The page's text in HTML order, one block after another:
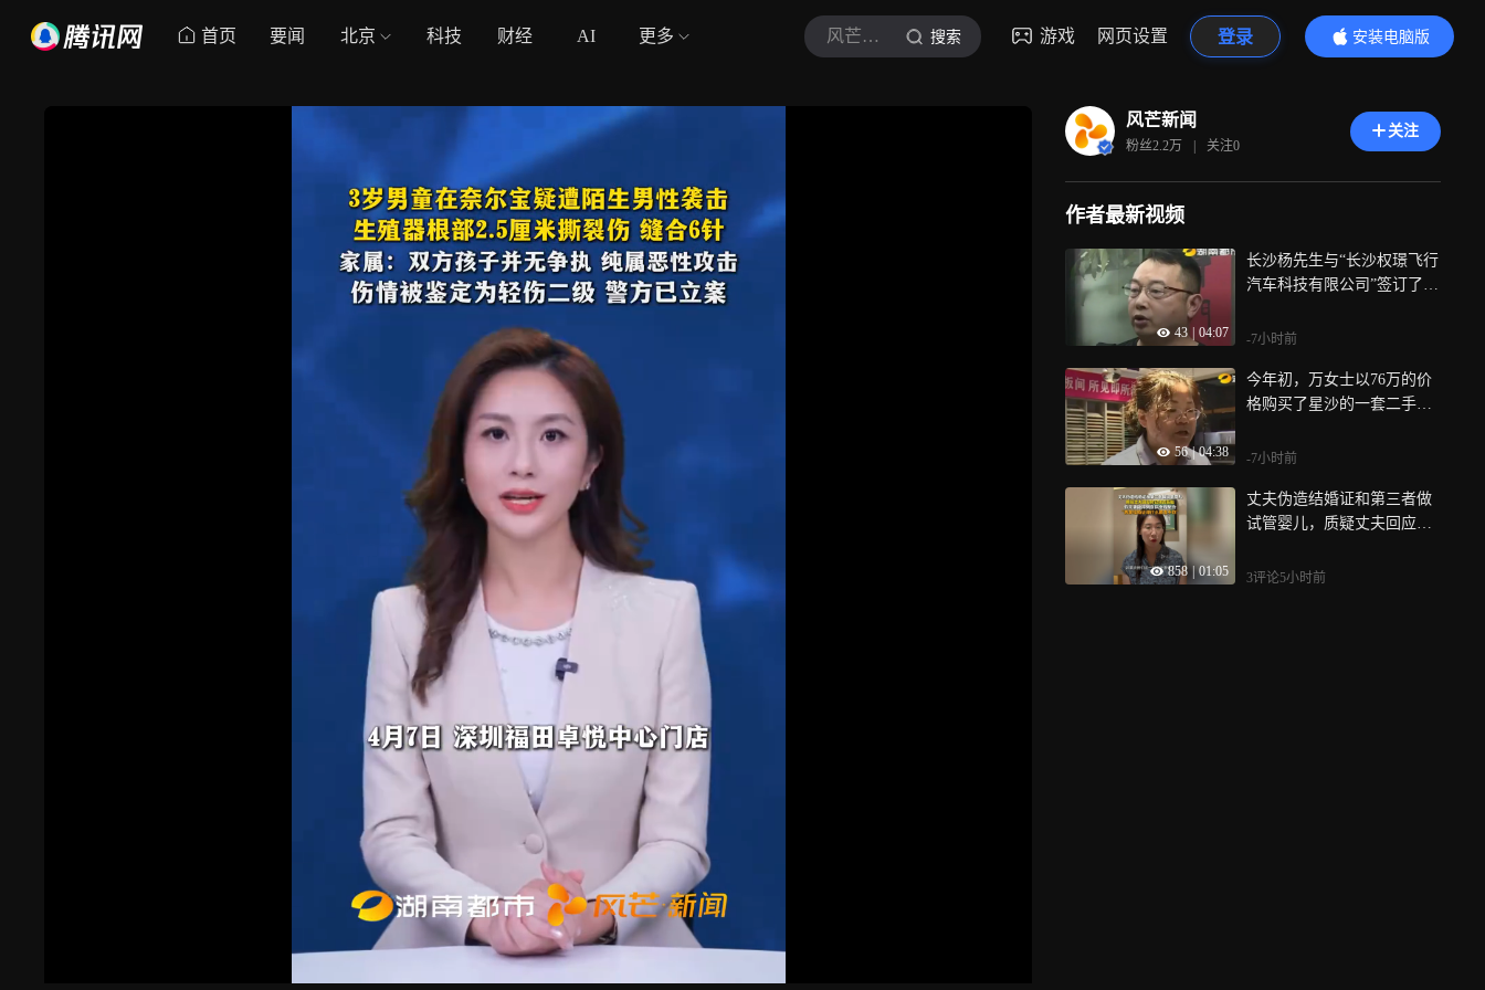
首页 要闻 北京 科技 财经 AI 更多 风芒新闻 搜索 游戏 网页设置 登录
安装电脑版
内容更精彩
风芒新闻
粉丝2.2万 | 关注0
关注
作者最新视频
43 04:07
长沙杨先生与“长沙权璟飞行
汽车科技有限公司”签订了租
开始跑网约车，按照约定，
500元工资，然而，杨先生仅
跑了19天，公司便突然收回
而要求他再补交1600多元
-7小时前
56 | 04:38
今年初，万女士以76万的价
格购买了星沙的一套二手
造的装修公司，很快，万女
店给出的方案和报价，上门
沟通后业务员更是给出了超
不已
-7小时前
858 01:05
丈夫伪造结婚证和第三者做
试管婴儿，质疑丈夫回应称
医院全程配合，“我拿结婚证
3评论5小时前